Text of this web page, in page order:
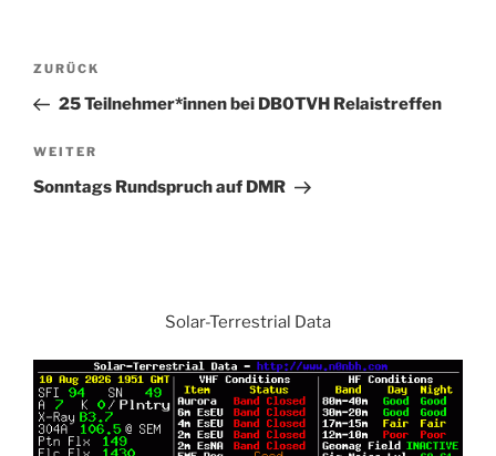
Beitrags-
Vorheriger
Beitrag
ZURÜCK
25 Teilnehmer*innen bei DB0TVH Relaistreffen
Nächster
Beitrag
WEITER
Sonntags Rundspruch auf DMR
Solar-Terrestrial Data